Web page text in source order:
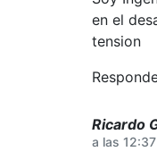
en el
tension
Ricardo
a las 12:37